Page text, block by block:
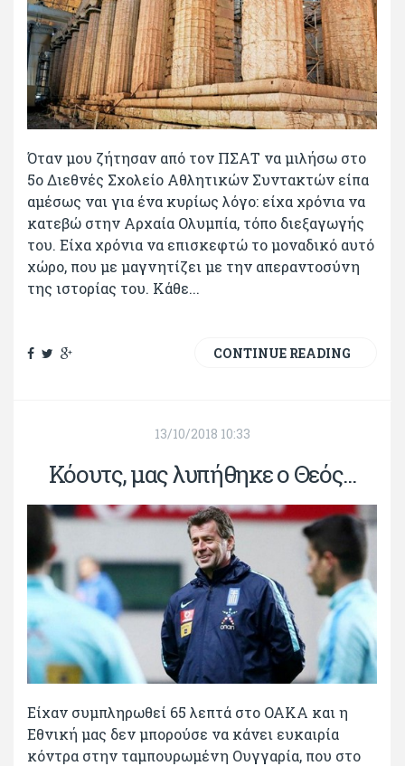
Όταν μου ζήτησαν από τον ΠΣΑΤ να μιλήσω στο
5ο Διεθνές Σχολείο Αθλητικών Συντακτών είπα
αμέσως ναι για ένα κυρίως λόγο: είχα χρόνια να
κατεβώ στην Αρχαία Ολυμπία, τόπο διεξαγωγής
του. Είχα χρόνια να επισκεφτώ το μοναδικό αυτό
χώρο, που με μαγνητίζει με την απεραντοσύνη
της ιστορίας του. Κάθε...
CONTINUE READING
13/10/2018 10:33
Κόουτς, μας λυπήθηκε ο Θεός...
Είχαν συμπληρωθεί 65 λεπτά στο ΟΑΚΑ και η
Εθνική μας δεν μπορούσε να κάνει ευκαιρία
κόντρα στην ταμπουρωμένη Ουγγαρία, που στο